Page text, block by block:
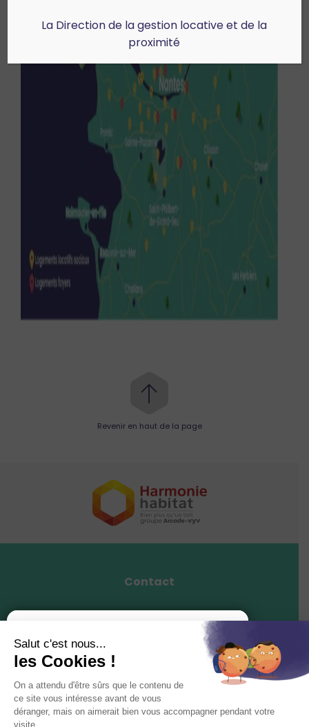
Revenir en haut de la page
Contact
Politique de confidentialité
La Direction de la gestion locative et de la
proximité